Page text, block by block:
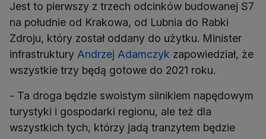
Jest to pierwszy z trzech odcinków budowanej S7
na południe od Krakowa, od Lubnia do Rabki
Zdroju, który został oddany do użytku. Minister
infrastruktury Andrzej Adamczyk zapowiedział, że
wszystkie trzy będą gotowe do 2021 roku.
- Ta droga będzie swoistym silnikiem napędowym
turystyki i gospodarki regionu, ale też dla
wszystkich tych, którzy jadą tranzytem będzie